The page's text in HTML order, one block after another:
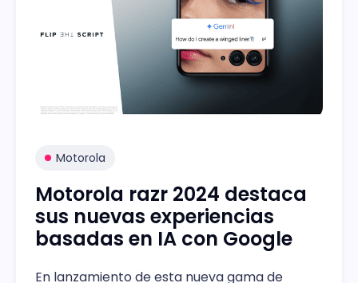
Motorola
Motorola razr 2024 destaca
sus nuevas experiencias
basadas en IA con Google
En lanzamiento de esta nueva gama de